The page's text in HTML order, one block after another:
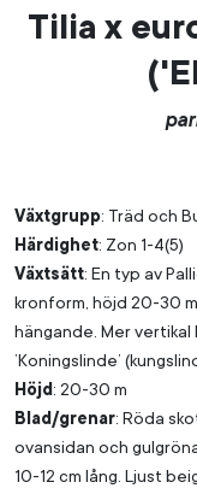
Tilia x
Växtgrupp: Träd och
Härdighet: Zon 1-4(5)
Växtsätt: En typ av
kronform, höjd 20-30
hängande. Mer
’Koningslinde’
Höjd: 20-30 m
Blad/grenar: Röda
ovansidan och
10-12 cm lång. Ljust